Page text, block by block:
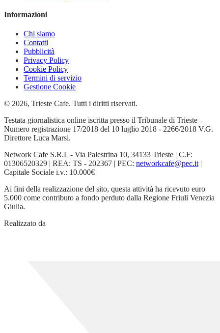
Informazioni
Chi siamo
Contatti
Pubblicità
Privacy Policy
Cookie Policy
Termini di servizio
Gestione Cookie
© 2026, Trieste Cafe. Tutti i diritti riservati.
Testata giornalistica online iscritta presso il Tribunale di Trieste –
Numero registrazione 17/2018 del 10 luglio 2018 - 2266/2018 V.G.
Direttore Luca Marsi.
Network Cafe S.R.L - Via Palestrina 10, 34133 Trieste | C.F:
01306520329 | REA: TS - 202367 | PEC: networkcafe@pec.it |
Capitale Sociale i.v.: 10.000€
Ai fini della realizzazione del sito, questa attività ha ricevuto euro
5.000 come contributo a fondo perduto dalla Regione Friuli Venezia
Giulia.
Realizzato da